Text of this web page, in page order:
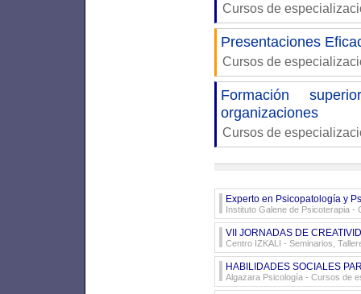
Cursos de
Presentaciones
Cursos de
Formación
organizaciones
Cursos de
Experto en Psicopatología y
Instituto Galene de Psicoterapia -
VII JORNADAS DE
Centro IZKALI - Seminarios,
HABILIDADES SOCIALES
Algazara Psicología - Cursos de